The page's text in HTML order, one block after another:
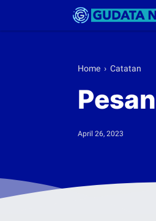
Home › Catatan
April 26, 2023